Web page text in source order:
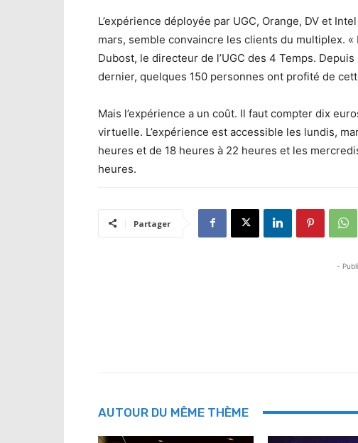
L’expérience déployée par UGC, Orange, DV et
mars, semble convaincre les clients du multiplex.
Dubost, le directeur de l’UGC des 4 Temps.
dernier, quelques 150 personnes ont profité de
Mais l’expérience a un coût. Il faut compter dix
virtuelle. L’expérience est accessible les lundis,
heures et de 18 heures à 22 heures et les
heures.
Partager
-
AUTOUR DU MÊME THÈME